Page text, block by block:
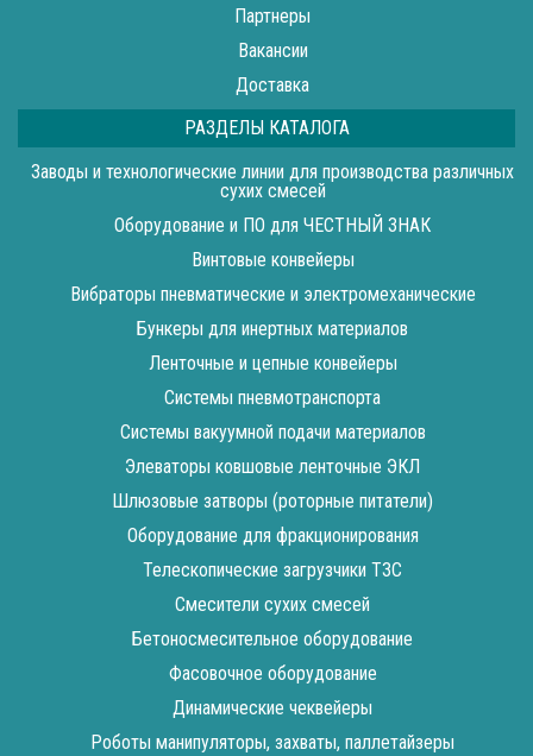
Партнеры
Вакансии
Доставка
РАЗДЕЛЫ КАТАЛОГА
Заводы и технологические линии для производства различных
сухих смесей
Оборудование и ПО для ЧЕСТНЫЙ ЗНАК
Винтовые конвейеры
Вибраторы пневматические и электромеханические
Бункеры для инертных материалов
Ленточные и цепные конвейеры
Cистемы пневмотранспорта
Системы вакуумной подачи материалов
Элеваторы ковшовые ленточные ЭКЛ
Шлюзовые затворы (роторные питатели)
Оборудование для фракционирования
Телескопические загрузчики ТЗС
Смесители сухих смесей
Бетоносмесительное оборудование
Фасовочное оборудование
Динамические чеквейеры
Роботы манипуляторы, захваты, паллетайзеры